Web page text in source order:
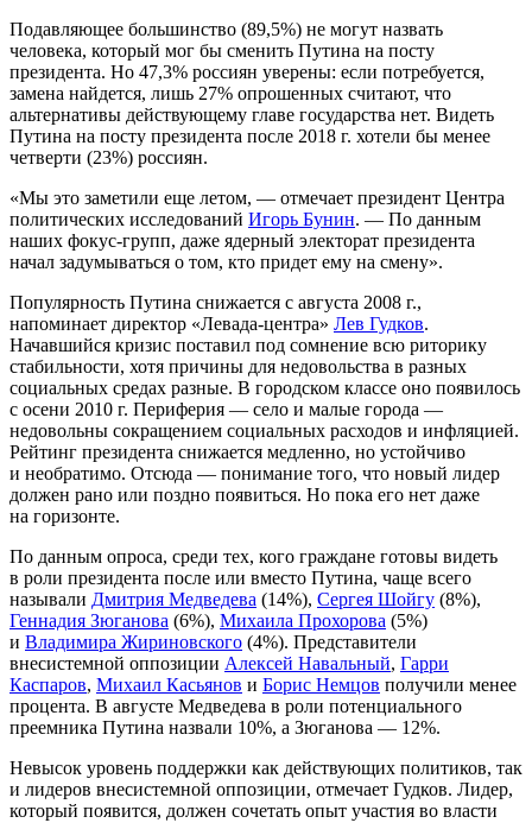
Подавляющее большинство (89,5%) не могут назвать
человека, который мог бы сменить Путина на посту
президента. Но 47,3% россиян уверены: если потребуется,
замена найдется, лишь 27% опрошенных считают, что
альтернативы действующему главе государства нет. Видеть
Путина на посту президента после 2018 г. хотели бы менее
четверти (23%) россиян.
«Мы это заметили еще летом, — отмечает президент Центра
политических исследований Игорь Бунин. — По данным
наших фокус-групп, даже ядерный электорат президента
начал задумываться о том, кто придет ему на смену».
Популярность Путина снижается с августа 2008 г.,
напоминает директор «Левада-центра» Лев Гудков.
Начавшийся кризис поставил под сомнение всю риторику
стабильности, хотя причины для недовольства в разных
социальных средах разные. В городском классе оно появилось
с осени 2010 г. Периферия — село и малые города —
недовольны сокращением социальных расходов и инфляцией.
Рейтинг президента снижается медленно, но устойчиво
и необратимо. Отсюда — понимание того, что новый лидер
должен рано или поздно появиться. Но пока его нет даже
на горизонте.
По данным опроса, среди тех, кого граждане готовы видеть
в роли президента после или вместо Путина, чаще всего
называли Дмитрия Медведева (14%), Сергея Шойгу (8%),
Геннадия Зюганова (6%), Михаила Прохорова (5%)
и Владимира Жириновского (4%). Представители
внесистемной оппозиции Алексей Навальный, Гарри
Каспаров, Михаил Касьянов и Борис Немцов получили менее
процента. В августе Медведева в роли потенциального
преемника Путина назвали 10%, а Зюганова — 12%.
Невысок уровень поддержки как действующих политиков, так
и лидеров внесистемной оппозиции, отмечает Гудков. Лидер,
который появится, должен сочетать опыт участия во власти